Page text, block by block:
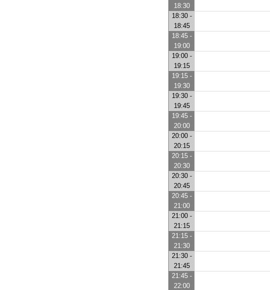
18:30
18:30 -
18:45
18:45 -
19:00
19:00 -
19:15
19:15 -
19:30
19:30 -
19:45
19:45 -
20:00
20:00 -
20:15
20:15 -
20:30
20:30 -
20:45
20:45 -
21:00
21:00 -
21:15
21:15 -
21:30
21:30 -
21:45
21:45 -
22:00